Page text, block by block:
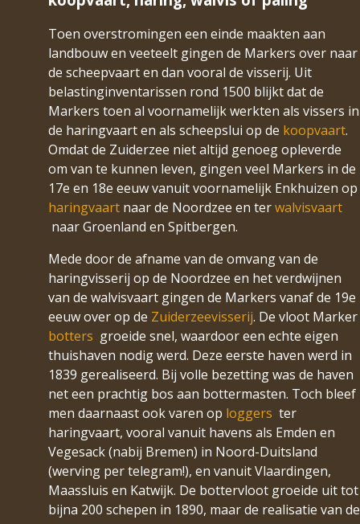
Toen overstromingen een einde maakten aan
landbouw en veeteelt gingen de Markers over naar
de scheepvaart en dan vooral de visserij. Uit
belastinginventarissen rond 1500 blijkt dat de
Markers toen al voornamelijk werkten als vissers in
de haringvaart en als scheepslui op de koopvaart.
Omdat de Zuiderzee niet altijd genoeg opleverde
om van te kunnen leven, gingen veel Markers in de
17e en 18e eeuw vanuit voornamelijk Enkhuizen op
haringvaart naar de Noordzee en terwalvisvaart
naar Groenland en Spitbergen.
Mede door de afname van de omvang van de
haringvisserij op de Noordzee en het verdwijnen
van de walvisvaart gingen de Markers vanaf de 19e
eeuw over op de Zuiderzeevisserij. De vloot Marker
botters groeide snel, waardoor een echte eigen
thuishaven nodig werd. Deze eerste haven werd in
1839 gerealiseerd. Bij volle bezetting was de haven
net een prachtig bos aan bottermasten. Toch bleef
men daarnaast ook varen op loggers ter
haringvaart, vooral vanuit havens als Emden en
Vegesack (nabij Bremen) in Noord-Duitsland
(werving per telegram!), en vanuit Vlaardingen,
Maassluis en Katwijk. De bottervloot groeide uit tot
bijna 200 schepen in 1890, maar de realisatie van de